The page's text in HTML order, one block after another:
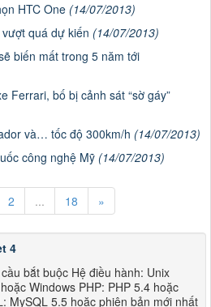
HTC One (14/07/2013)
quá dự kiến (14/07/2013)
biến mất trong 5 năm tới
Ferrari, bố bị cảnh sát “sờ gáy”
và… tốc độ 300km/h (14/07/2013)
công nghệ Mỹ (14/07/2013)
2 ... 18 »
4
bắt buộc Hệ điều hành: Unix
Windows PHP: PHP 5.4 hoặc
MySQL 5.5 hoặc phiên bản mới nhất